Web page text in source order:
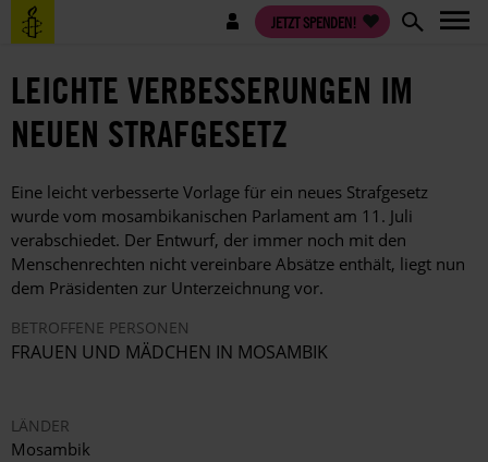
Direkt
zum
Benutzermenü JETZT SPENDEN!
LEICHTE VERBESSERUNGEN IM
NEUEN STRAFGESETZ
Eine leicht verbesserte Vorlage für ein neues Strafgesetz
wurde vom mosambikanischen Parlament am 11. Juli
verabschiedet. Der Entwurf, der immer noch mit den
Menschenrechten nicht vereinbare Absätze enthält, liegt nun
dem Präsidenten zur Unterzeichnung vor.
BETROFFENE PERSONEN
FRAUEN UND MÄDCHEN IN MOSAMBIK
LÄNDER
Mosambik